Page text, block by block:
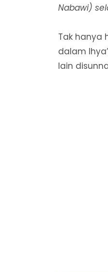
Nabawi)
Tak hanya
dalam
lain